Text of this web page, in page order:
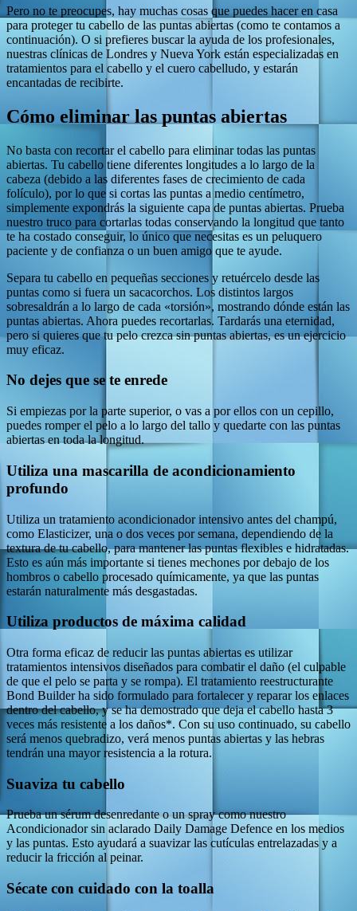
Pero no te preocupes, hay muchas cosas que puedes hacer en casa
para proteger tu cabello de las puntas abiertas (como te contamos a
continuación). O si prefieres buscar la ayuda de los profesionales,
nuestras clínicas de Londres y Nueva York están especializadas en
tratamientos para el cabello y el cuero cabelludo, y estarán
encantadas de recibirte.
Cómo eliminar las puntas abiertas
No basta con recortar el cabello para eliminar todas las puntas
abiertas. Tu cabello tiene diferentes longitudes a lo largo de la
cabeza (debido a las diferentes fases de crecimiento de cada
folículo), por lo que si cortas las puntas a medio centímetro,
simplemente expondrás la siguiente capa de puntas abiertas. Prueba
nuestro truco para cortarlas todas conservando la longitud que tanto
te ha costado conseguir, lo único que necesitas es un peluquero
paciente y de confianza o un buen amigo que te ayude.
Separa tu cabello en pequeñas secciones y retuércelo desde las
puntas como si fuera un sacacorchos. Los distintos largos
sobresaldrán a lo largo de cada «torsión», mostrando dónde están las
puntas abiertas. Ahora puedes recortarlas. Tardarás una eternidad,
pero si quieres que tu pelo crezca sin puntas abiertas, es un ejercicio
muy eficaz.
No dejes que se te enrede
Si empiezas por la parte superior, o vas a por ellos con un cepillo,
puedes romper el pelo a lo largo del tallo y quedarte con las puntas
abiertas en toda la longitud.
Utiliza una mascarilla de acondicionamiento
profundo
Utiliza un tratamiento acondicionador intensivo antes del champú,
como Elasticizer, una o dos veces por semana, dependiendo de la
textura de tu cabello, para mantener las puntas flexibles e hidratadas.
Esto es aún más importante si tienes mechones por debajo de los
hombros o cabello procesado químicamente, ya que las puntas
estarán naturalmente más desgastadas.
Utiliza productos de máxima calidad
Otra forma eficaz de reducir las puntas abiertas es utilizar
tratamientos intensivos diseñados para combatir el daño (el culpable
de que el pelo se parta y se rompa). El tratamiento reestructurante
Bond Builder ha sido formulado para fortalecer y reparar los enlaces
dentro del cabello, y se ha demostrado que deja el cabello hasta 3
veces más resistente a los daños*. Con su uso continuado, su cabello
será menos quebradizo, verá menos puntas abiertas y las hebras
tendrán una mayor resistencia a la rotura.
Suaviza tu cabello
Prueba un sérum desenredante o un spray como nuestro
Acondicionador sin aclarado Daily Damage Defence en los medios
y las puntas. Esto ayudará a suavizar las cutículas entrelazadas y a
reducir la fricción al peinar.
Sécate con cuidado con la toalla